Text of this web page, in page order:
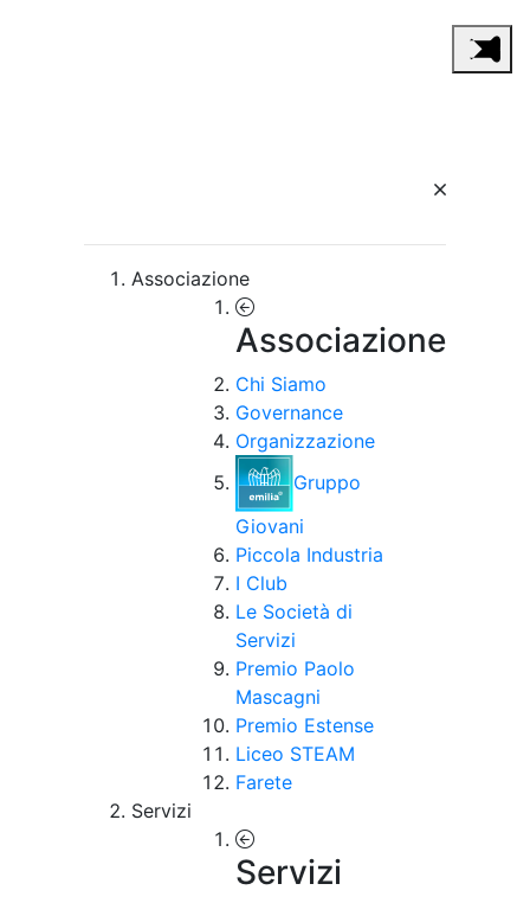
Associazione
Associazione
Chi Siamo
Governance
Organizzazione
Gruppo
Giovani
Piccola Industria
I Club
Le Società di
Servizi
Premio Paolo
Mascagni
Premio Estense
Liceo STEAM
Farete
Servizi
Servizi